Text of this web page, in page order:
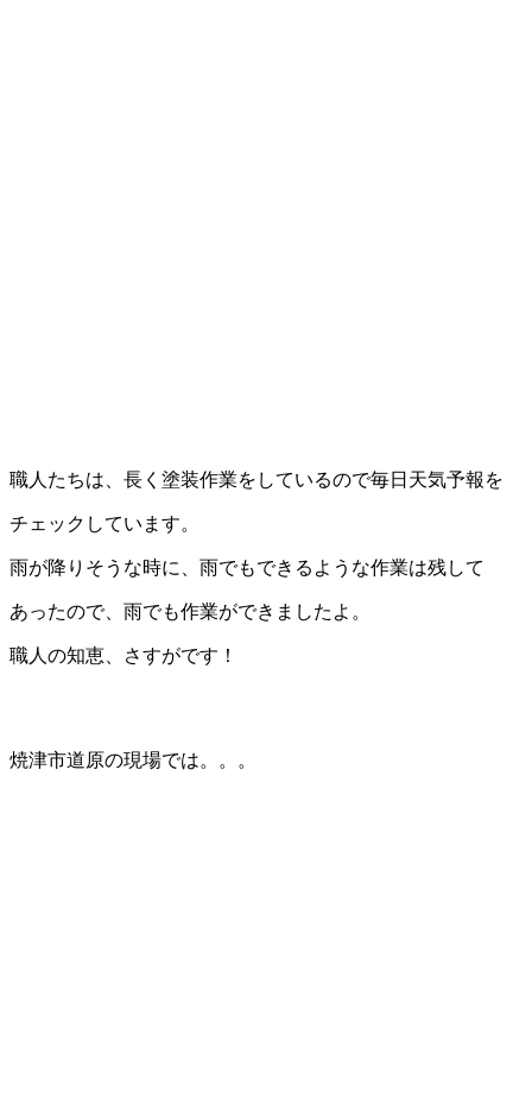
職人たちは、長く塗装作業をしているので毎日天気予報を
チェックしています。
雨が降りそうな時に、雨でもできるような作業は残して
あったので、雨でも作業ができましたよ。
職人の知恵、さすがです！
焼津市道原の現場では。。。